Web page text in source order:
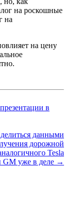
на роскошные
на
на цену
в
данными
дорожной
Tesla
GM уже в деле →